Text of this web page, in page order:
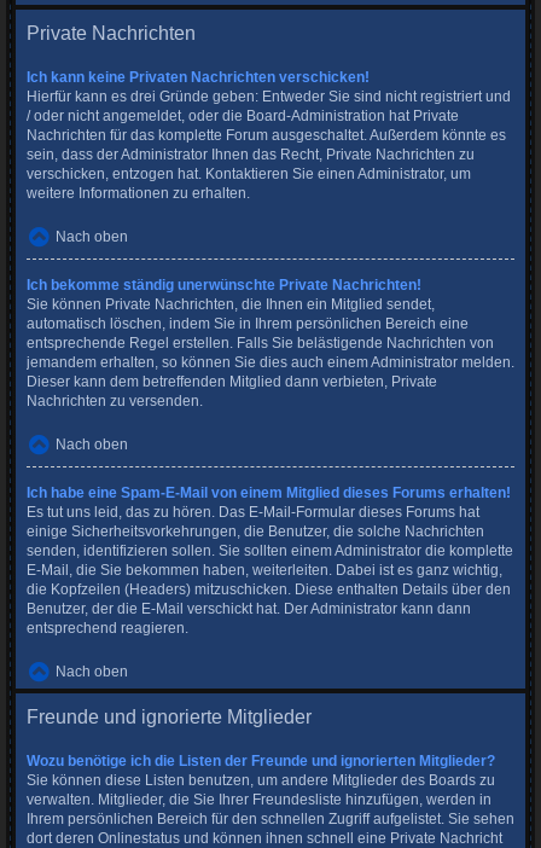
Private Nachrichten
Ich kann keine Privaten Nachrichten verschicken!
Hierfür kann es drei Gründe geben: Entweder Sie sind nicht registriert und
/ oder nicht angemeldet, oder die Board-Administration hat Private
Nachrichten für das komplette Forum ausgeschaltet. Außerdem könnte es
sein, dass der Administrator Ihnen das Recht, Private Nachrichten zu
verschicken, entzogen hat. Kontaktieren Sie einen Administrator, um
weitere Informationen zu erhalten.
Nach oben
Ich bekomme ständig unerwünschte Private Nachrichten!
Sie können Private Nachrichten, die Ihnen ein Mitglied sendet,
automatisch löschen, indem Sie in Ihrem persönlichen Bereich eine
entsprechende Regel erstellen. Falls Sie belästigende Nachrichten von
jemandem erhalten, so können Sie dies auch einem Administrator melden.
Dieser kann dem betreffenden Mitglied dann verbieten, Private
Nachrichten zu versenden.
Nach oben
Ich habe eine Spam-E-Mail von einem Mitglied dieses Forums erhalten!
Es tut uns leid, das zu hören. Das E-Mail-Formular dieses Forums hat
einige Sicherheitsvorkehrungen, die Benutzer, die solche Nachrichten
senden, identifizieren sollen. Sie sollten einem Administrator die komplette
E-Mail, die Sie bekommen haben, weiterleiten. Dabei ist es ganz wichtig,
die Kopfzeilen (Headers) mitzuschicken. Diese enthalten Details über den
Benutzer, der die E-Mail verschickt hat. Der Administrator kann dann
entsprechend reagieren.
Nach oben
Freunde und ignorierte Mitglieder
Wozu benötige ich die Listen der Freunde und ignorierten Mitglieder?
Sie können diese Listen benutzen, um andere Mitglieder des Boards zu
verwalten. Mitglieder, die Sie Ihrer Freundesliste hinzufügen, werden in
Ihrem persönlichen Bereich für den schnellen Zugriff aufgelistet. Sie sehen
dort deren Onlinestatus und können ihnen schnell eine Private Nachricht